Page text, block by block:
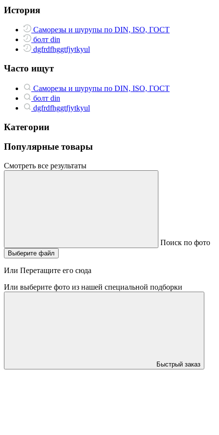
История
Саморезы и шурупы по DIN, ISO, ГОСТ
болт din
dgfrdfhggtfjytkyul
Часто ищут
Саморезы и шурупы по DIN, ISO, ГОСТ
болт din
dgfrdfhggtfjytkyul
Категории
Популярные товары
Смотреть все результаты
Поиск по фото
Выберите файл
Или Перетащите его сюда
Или выберите фото из нашей специальной подборки
Быстрый заказ